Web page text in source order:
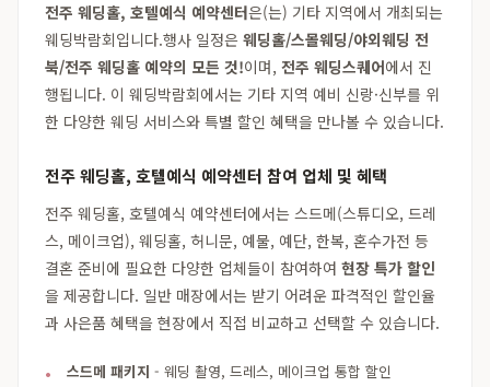
전주 웨딩홀, 호텔예식 예약센터은(는) 기타 지역에서 개최되는
웨딩박람회입니다.행사 일정은 웨딩홀/스몰웨딩/야외웨딩 전
북/전주 웨딩홀 예약의 모든 것!이며, 전주 웨딩스퀘어에서 진
행됩니다. 이 웨딩박람회에서는 기타 지역 예비 신랑·신부를 위
한 다양한 웨딩 서비스와 특별 할인 혜택을 만나볼 수 있습니다.
전주 웨딩홀, 호텔예식 예약센터 참여 업체 및 혜택
전주 웨딩홀, 호텔예식 예약센터에서는 스드메(스튜디오, 드레
스, 메이크업), 웨딩홀, 허니문, 예물, 예단, 한복, 혼수가전 등
결혼 준비에 필요한 다양한 업체들이 참여하여 현장 특가 할인
을 제공합니다. 일반 매장에서는 받기 어려운 파격적인 할인율
과 사은품 혜택을 현장에서 직접 비교하고 선택할 수 있습니다.
스드메 패키지 - 웨딩 촬영, 드레스, 메이크업 통합 할인